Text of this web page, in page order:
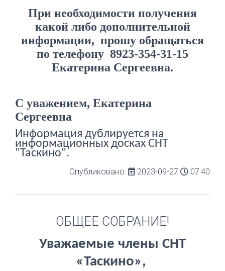
При необходимости получения
какой либо дополнительной
информации, прошу обращаться
по телефону 8923-354-31-15
Екатерина Сергеевна.
С уважением, Екатерина
Сергеевна
Информация дублируется на
информационных досках СНТ
"Таскино".
Опубликовано: 2023-09-27 07:40
ОБЩЕЕ СОБРАНИЕ!
Уважаемые члены СНТ
«Таскино»,